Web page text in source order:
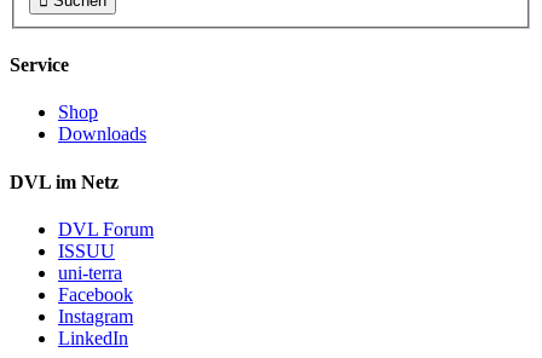
Service
Shop
Downloads
DVL im Netz
DVL Forum
ISSUU
uni-terra
Facebook
Instagram
LinkedIn